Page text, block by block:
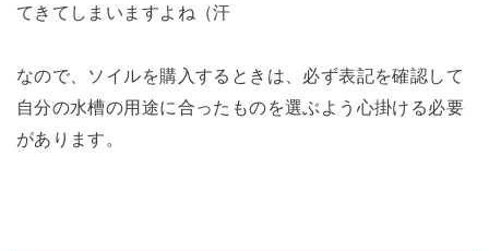
てきてしまいますよね（汗
なので、ソイルを購入するときは、必ず表記を確認して
自分の水槽の用途に合ったものを選ぶよう心掛ける必要
があります。